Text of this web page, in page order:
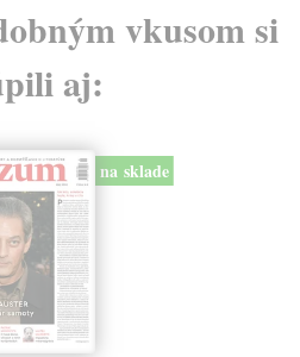
vkusom si
aj:
na sklade